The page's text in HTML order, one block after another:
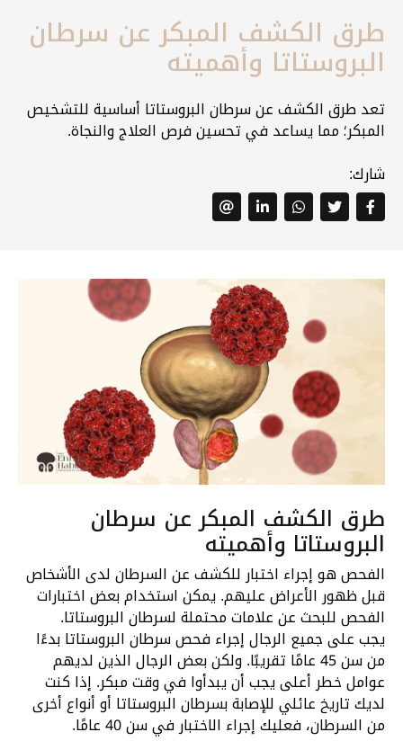
طرق الكشف المبكر عن سرطان
البروستاتا وأهميته
تعد طرق الكشف عن سرطان البروستاتا أساسية للتشخيص
المبكر؛ مما يساعد في تحسين فرص العلاج والنجاة.
شارك:
طرق الكشف المبكر عن سرطان
البروستاتا وأهميته
الفحص هو إجراء اختبار للكشف عن السرطان لدى الأشخاص
قبل ظهور الأعراض عليهم. يمكن استخدام بعض اختبارات
الفحص للبحث عن علامات محتملة لسرطان البروستاتا.
يجب على جميع الرجال إجراء فحص سرطان البروستاتا بدءًا
من سن 45 عامًا تقريبًا. ولكن بعض الرجال الذين لديهم
عوامل خطر أعلى يجب أن يبدأوا في وقت مبكر. إذا كنت
لديك تاريخ عائلي للإصابة بسرطان البروستاتا أو أنواع أخرى
من السرطان، فعليك إجراء الاختبار في سن 40 عامًا.